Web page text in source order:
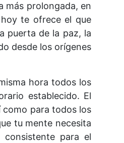
más prolongada, en
te ofrece el que
puerta de la paz, la
desde los orígenes
hora todos los
establecido. El
como para todos los
tu mente necesita
para el